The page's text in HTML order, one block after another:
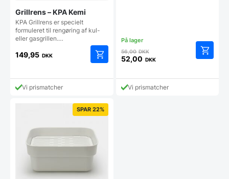
Grillrens – KPA Kemi
KPA Grillrens er specielt
formuleret til rengøring af kul-
eller gasgrillen.…
149,95 DKK
Vi prismatcher
56,00DKKDen
oprindelige
var:
56,00 DKK.
52,00 DKK
aktuelle
prisVi prismatcher
SPAR 22%